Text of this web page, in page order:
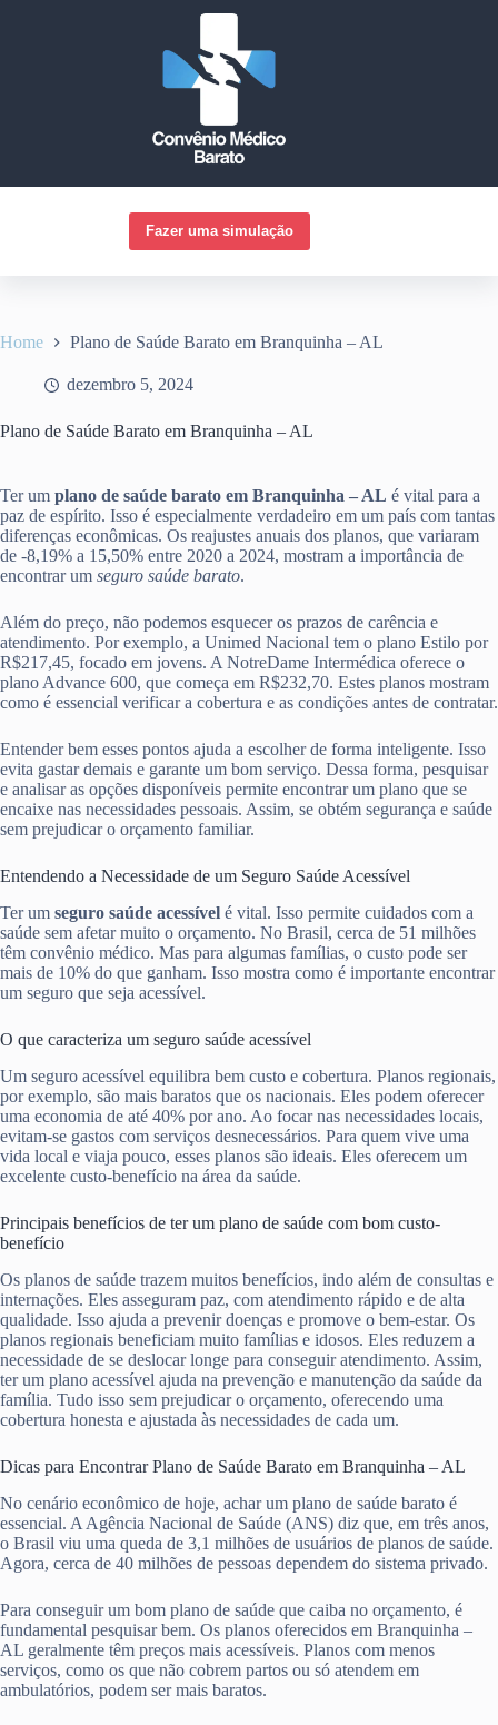
Fazer uma simulação
Home Plano de Saúde Barato em Branquinha – AL
dezembro 5, 2024
Plano de Saúde Barato em Branquinha – AL
Ter um plano de saúde barato em Branquinha – AL é vital para a
paz de espírito. Isso é especialmente verdadeiro em um país com tantas
diferenças econômicas. Os reajustes anuais dos planos, que variaram
de -8,19% a 15,50% entre 2020 a 2024, mostram a importância de
encontrar um seguro saúde barato.
Além do preço, não podemos esquecer os prazos de carência e
atendimento. Por exemplo, a Unimed Nacional tem o plano Estilo por
R$217,45, focado em jovens. A NotreDame Intermédica oferece o
plano Advance 600, que começa em R$232,70. Estes planos mostram
como é essencial verificar a cobertura e as condições antes de contratar.
Entender bem esses pontos ajuda a escolher de forma inteligente. Isso
evita gastar demais e garante um bom serviço. Dessa forma, pesquisar
e analisar as opções disponíveis permite encontrar um plano que se
encaixe nas necessidades pessoais. Assim, se obtém segurança e saúde
sem prejudicar o orçamento familiar.
Entendendo a Necessidade de um Seguro Saúde Acessível
Ter um seguro saúde acessível é vital. Isso permite cuidados com a
saúde sem afetar muito o orçamento. No Brasil, cerca de 51 milhões
têm convênio médico. Mas para algumas famílias, o custo pode ser
mais de 10% do que ganham. Isso mostra como é importante encontrar
um seguro que seja acessível.
O que caracteriza um seguro saúde acessível
Um seguro acessível equilibra bem custo e cobertura. Planos regionais,
por exemplo, são mais baratos que os nacionais. Eles podem oferecer
uma economia de até 40% por ano. Ao focar nas necessidades locais,
evitam-se gastos com serviços desnecessários. Para quem vive uma
vida local e viaja pouco, esses planos são ideais. Eles oferecem um
excelente custo-benefício na área da saúde.
Principais benefícios de ter um plano de saúde com bom custo-
benefício
Os planos de saúde trazem muitos benefícios, indo além de consultas e
internações. Eles asseguram paz, com atendimento rápido e de alta
qualidade. Isso ajuda a prevenir doenças e promove o bem-estar. Os
planos regionais beneficiam muito famílias e idosos. Eles reduzem a
necessidade de se deslocar longe para conseguir atendimento. Assim,
ter um plano acessível ajuda na prevenção e manutenção da saúde da
família. Tudo isso sem prejudicar o orçamento, oferecendo uma
cobertura honesta e ajustada às necessidades de cada um.
Dicas para Encontrar Plano de Saúde Barato em Branquinha – AL
No cenário econômico de hoje, achar um plano de saúde barato é
essencial. A Agência Nacional de Saúde (ANS) diz que, em três anos,
o Brasil viu uma queda de 3,1 milhões de usuários de planos de saúde.
Agora, cerca de 40 milhões de pessoas dependem do sistema privado.
Para conseguir um bom plano de saúde que caiba no orçamento, é
fundamental pesquisar bem. Os planos oferecidos em Branquinha –
AL geralmente têm preços mais acessíveis. Planos com menos
serviços, como os que não cobrem partos ou só atendem em
ambulatórios, podem ser mais baratos.